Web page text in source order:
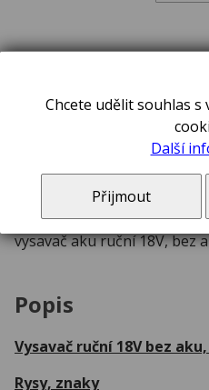
V ceně zboží jsou započteny poplatky
vysavač aku ruční 18V, bez
Popis
Vysavač ruční 18V bez
Rysy, znaky
Chcete udělit souhlas s
Další
Přijmout